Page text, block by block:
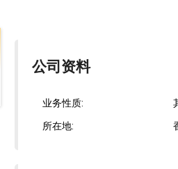
公司资料
业务性质:
所在地: